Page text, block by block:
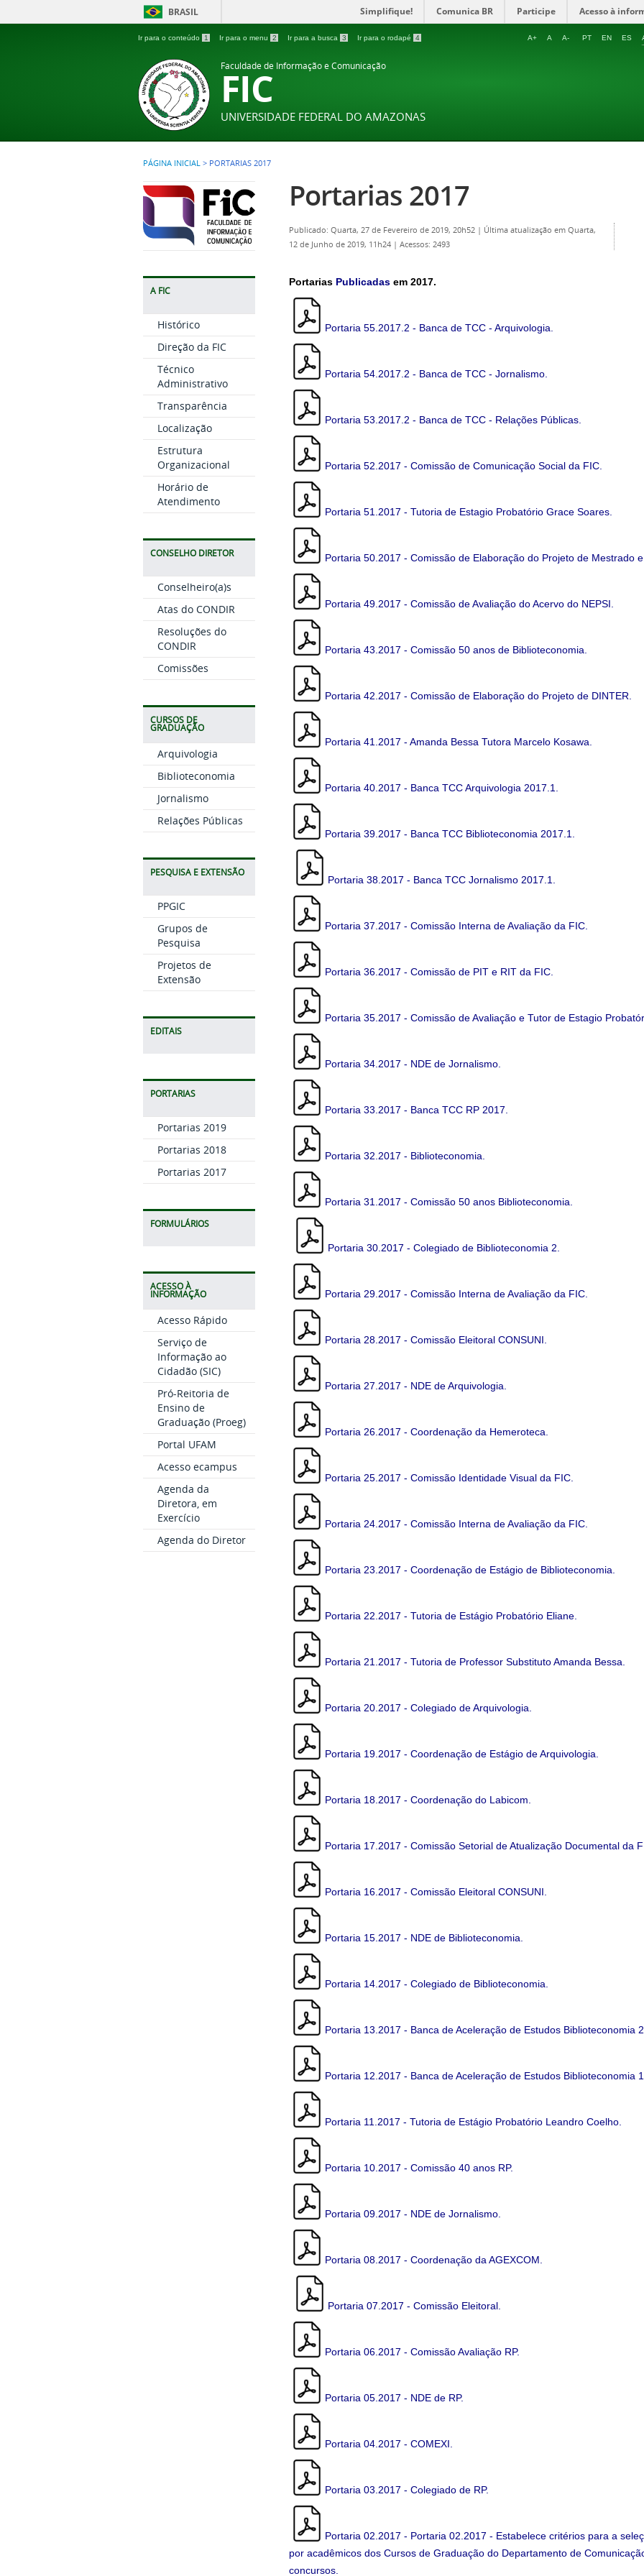
BRASIL Simplifique! Comunica BR Participe Acesso à
Ir para o conteúdo 1 Ir para o menu 2 Ir para a busca 3 Ir para o rodapé 4 A+ A A- PT EN ES
Faculdade de Informação e Comunicação
FIC
UNIVERSIDADE FEDERAL DO AMAZONAS
PÁGINA INICIAL > PORTARIAS 2017
A FIC
Histórico
Direção da FIC
Técnico
Administrativo
Transparência
Localização
Estrutura
Organizacional
Horário de
Atendimento
CONSELHO DIRETOR
Conselheiro(a)s
Atas do CONDIR
Resoluções do
CONDIR
Comissões
CURSOS DE
GRADUAÇÃO
Arquivologia
Biblioteconomia
Jornalismo
Relações Públicas
PESQUISA E EXTENSÃO
PPGIC
Grupos de
Pesquisa
Projetos de
Extensão
EDITAIS
PORTARIAS
Portarias 2019
Portarias 2018
Portarias 2017
FORMULÁRIOS
ACESSO À
INFORMAÇÃO
Acesso Rápido
Serviço de
Informação ao
Cidadão (SIC)
Pró-Reitoria de
Ensino de
Graduação (Proeg)
Portal UFAM
Acesso ecampus
Agenda da
Diretora, em
Exercício
Agenda do Diretor
Portarias 2017
Publicado: Quarta, 27 de Fevereiro de 2019, 20h52 | Última atualização em Quarta,
12 de Junho de 2019, 11h24 | Acessos: 2493
Portarias Publicadas em 2017.
Portaria 55.2017.2 - Banca de TCC - Arquivologia.
Portaria 54.2017.2 - Banca de TCC - Jornalismo.
Portaria 53.2017.2 - Banca de TCC - Relações Públicas.
Portaria 52.2017 - Comissão de Comunicação Social da FIC.
Portaria 51.2017 - Tutoria de Estagio Probatório Grace Soares.
Portaria 50.2017 - Comissão de Elaboração do Projeto de Mestrado
Portaria 49.2017 - Comissão de Avaliação do Acervo do NEPSI.
Portaria 43.2017 - Comissão 50 anos de Biblioteconomia.
Portaria 42.2017 - Comissão de Elaboração do Projeto de DINTER.
Portaria 41.2017 - Amanda Bessa Tutora Marcelo Kosawa.
Portaria 40.2017 - Banca TCC Arquivologia 2017.1.
Portaria 39.2017 - Banca TCC Biblioteconomia 2017.1.
Portaria 38.2017 - Banca TCC Jornalismo 2017.1.
Portaria 37.2017 - Comissão Interna de Avaliação da FIC.
Portaria 36.2017 - Comissão de PIT e RIT da FIC.
Portaria 35.2017 - Comissão de Avaliação e Tutor de Estagio
Portaria 34.2017 - NDE de Jornalismo.
Portaria 33.2017 - Banca TCC RP 2017.
Portaria 32.2017 - Biblioteconomia.
Portaria 31.2017 - Comissão 50 anos Biblioteconomia.
Portaria 30.2017 - Colegiado de Biblioteconomia 2.
Portaria 29.2017 - Comissão Interna de Avaliação da FIC.
Portaria 28.2017 - Comissão Eleitoral CONSUNI.
Portaria 27.2017 - NDE de Arquivologia.
Portaria 26.2017 - Coordenação da Hemeroteca.
Portaria 25.2017 - Comissão Identidade Visual da FIC.
Portaria 24.2017 - Comissão Interna de Avaliação da FIC.
Portaria 23.2017 - Coordenação de Estágio de Biblioteconomia.
Portaria 22.2017 - Tutoria de Estágio Probatório Eliane.
Portaria 21.2017 - Tutoria de Professor Substituto Amanda Bessa.
Portaria 20.2017 - Colegiado de Arquivologia.
Portaria 19.2017 - Coordenação de Estágio de Arquivologia.
Portaria 18.2017 - Coordenação do Labicom.
Portaria 17.2017 - Comissão Setorial de Atualização Documental da
Portaria 16.2017 - Comissão Eleitoral CONSUNI.
Portaria 15.2017 - NDE de Biblioteconomia.
Portaria 14.2017 - Colegiado de Biblioteconomia.
Portaria 13.2017 - Banca de Aceleração de Estudos Biblioteconomia
Portaria 12.2017 - Banca de Aceleração de Estudos Biblioteconomia
Portaria 11.2017 - Tutoria de Estágio Probatório Leandro Coelho.
Portaria 10.2017 - Comissão 40 anos RP.
Portaria 09.2017 - NDE de Jornalismo.
Portaria 08.2017 - Coordenação da AGEXCOM.
Portaria 07.2017 - Comissão Eleitoral
Portaria 06.2017 - Comissão Avaliação RP.
Portaria 05.2017 - NDE de RP.
Portaria 04.2017 - COMEXI.
Portaria 03.2017 - Colegiado de RP.
Portaria 02.2017 - Portaria 02.2017 - Estabelece critérios para a
por acadêmicos dos Cursos de Graduação do Departamento de
concursos